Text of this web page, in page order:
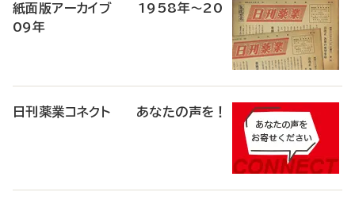
紙面版アーカイブ 1958年～20
09年
日刊薬業コネクト あなたの声を！